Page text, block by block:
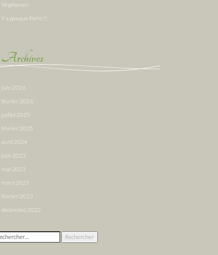
Végétarien
Y a pas que Paris !!!
Archives
juin 2026
février 2026
juillet 2025
février 2025
avril 2024
juin 2023
mai 2023
mars 2023
février 2023
décembre 2022
: